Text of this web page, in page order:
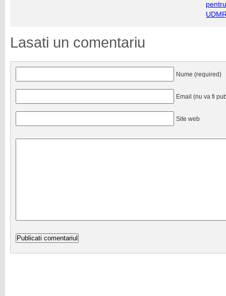
Lasati un comentariu
Nume (required)
Email (nu va fi
Site web